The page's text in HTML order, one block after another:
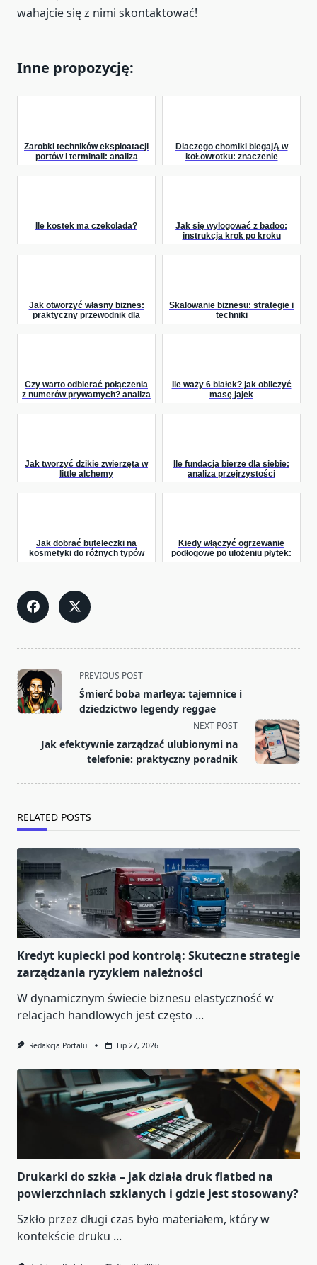
wahajcie się z nimi skontaktować!
Inne propozycję:
Zarobki techników eksploatacji
portów i terminali: analiza
Dlaczego chomiki biegajĄ w
koŁowrotku: znaczenie
Ile kostek ma czekolada?
Jak się wylogować z badoo:
instrukcja krok po kroku
Jak otworzyć własny biznes:
praktyczny przewodnik dla
Skalowanie biznesu: strategie i
techniki
Czy warto odbierać połączenia
z numerów prywatnych? analiza
Ile waży 6 białek? jak obliczyć
masę jajek
Jak tworzyć dzikie zwierzęta w
little alchemy
Ile fundacja bierze dla siebie:
analiza przejrzystości
Jak dobrać buteleczki na
kosmetyki do różnych typów
Kiedy włączyć ogrzewanie
podłogowe po ułożeniu płytek:
<span
class="nav-
subtitle
reader-
text">Page</span>
PREVIOUS POST
Śmierć boba marleya: tajemnice i
dziedzictwo legendy reggae
NEXT POST
Jak efektywnie zarządzać ulubionymi na
telefonie: praktyczny poradnik
RELATED POSTS
Kredyt kupiecki pod kontrolą: Skuteczne strategie
zarządzania ryzykiem należności
W dynamicznym świecie biznesu elastyczność w
relacjach handlowych jest często ...
Redakcja Portalu Lip 27, 2026
Drukarki do szkła – jak działa druk flatbed na
powierzchniach szklanych i gdzie jest stosowany?
Szkło przez długi czas było materiałem, który w
kontekście druku ...